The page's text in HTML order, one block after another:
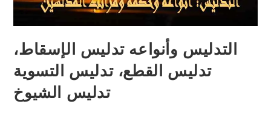
التدليس وأنواعه تدليس الإسقاط،
تدليس القطع، تدليس التسوية
تدليس الشيوخ